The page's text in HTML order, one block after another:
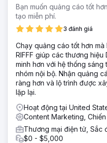
Bạn muốn quảng cáo tốt
tạo miễn phí.
3 đánh giá
Chạy quảng cáo tốt hơn
RIFFF giúp các thương
minh hơn với hệ thống
nhóm nội bộ. Nhận quảng
ràng hơn và lộ trình được
lặp lại.
Hoạt động tại United
Content Marketing,
Thương mại điện tử, Sắc
$0 - $5,000